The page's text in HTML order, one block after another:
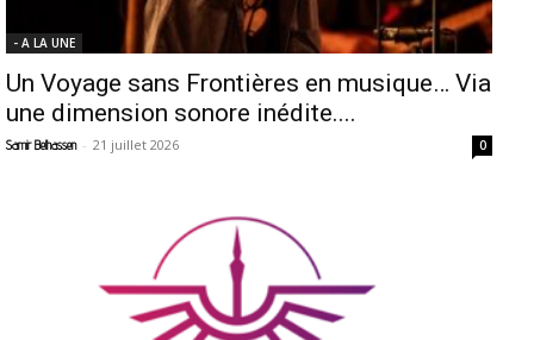
- A LA UNE
Un Voyage sans Frontières en musique… Via
une dimension sonore inédite....
Samir Belhassen - 21 juillet 2026 0